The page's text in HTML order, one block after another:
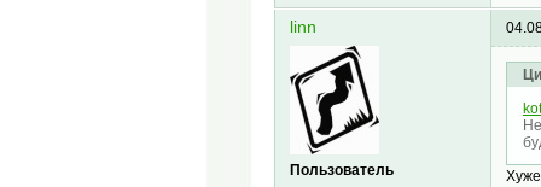
linn
Пользователь